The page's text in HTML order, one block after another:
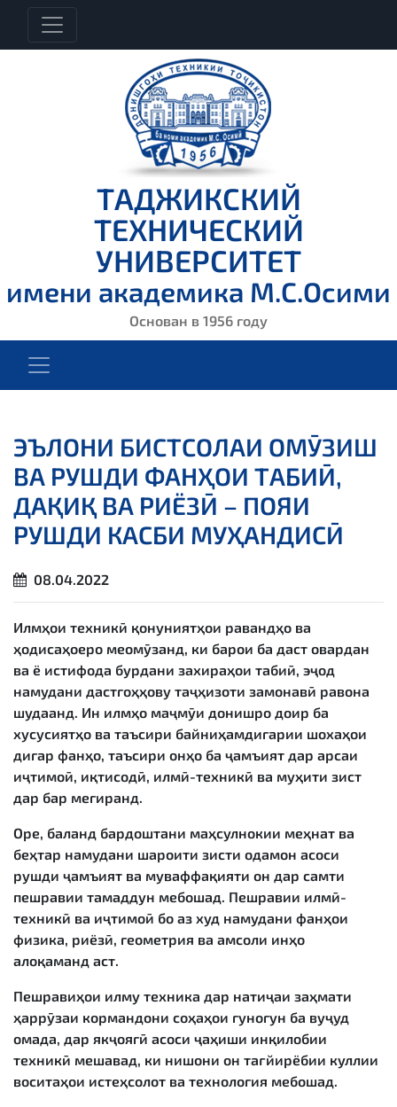
ТАДЖИКСКИЙ
ТЕХНИЧЕСКИЙ
УНИВЕРСИТЕТ
имени академика М.С.Осими
Основан в 1956 году
ЭЪЛОНИ БИСТСОЛАИ ОМӮЗИШ
ВА РУШДИ ФАНҲОИ ТАБИӢ,
ДАҚИҚ ВА РИЁЗӢ – ПОЯИ
РУШДИ КАСБИ МУҲАНДИСӢ
08.04.2022
Илмҳои техникӣ қонуниятҳои равандҳо ва
ҳодисаҳоеро меомӯзанд, ки барои ба даст овардан
ва ё истифода бурдани захираҳои табиӣ, эҷод
намудани дастгоҳҳову таҷҳизоти замонавӣ равона
шудаанд. Ин илмҳо маҷмӯи донишро доир ба
хусусиятҳо ва таъсири байниҳамдигарии шохаҳои
дигар фанҳо, таъсири онҳо ба ҷамъият дар арсаи
иҷтимоӣ, иқтисодӣ, илмӣ-техникӣ ва муҳити зист
дар бар мегиранд.
Оре, баланд бардоштани маҳсулнокии меҳнат ва
беҳтар намудани шароити зисти одамон асоси
рушди ҷамъият ва муваффақияти он дар самти
пешравии тамаддун мебошад. Пешравии илмӣ-
техникӣ ва иҷтимоӣ бо аз худ намудани фанҳои
физика, риёзӣ, геометрия ва амсоли инҳо
алоқаманд аст.
Пешравиҳои илму техника дар натиҷаи заҳмати
ҳаррӯзаи кормандони соҳаҳои гуногун ба вуҷуд
омада, дар якҷоягӣ асоси ҷаҳиши инқилобии
техникӣ мешавад, ки нишони он тағйирёбии куллии
воситаҳои истеҳсолот ва технология мебошад.